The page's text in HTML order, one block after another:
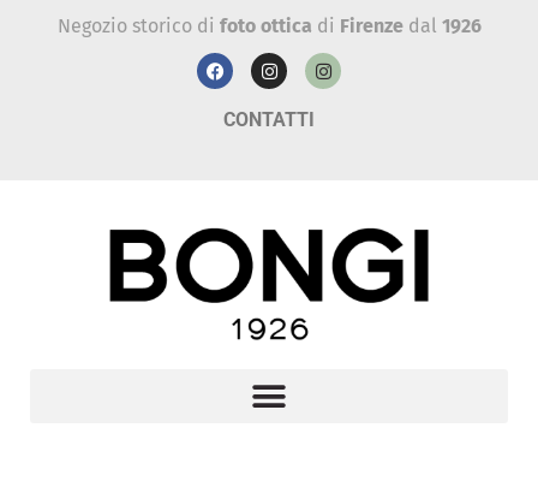
Negozio storico di foto ottica di Firenzedal 1926
CONTATTI